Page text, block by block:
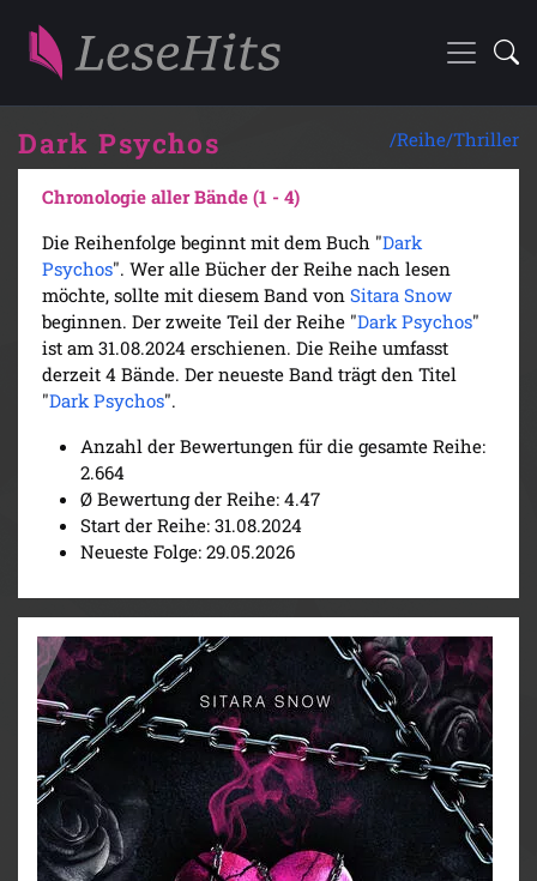
Dark Psychos /Reihe/Thriller
Chronologie aller Bände (1 - 4)
Die Reihenfolge beginnt mit dem Buch "Dark
Psychos". Wer alle Bücher der Reihe nach lesen
möchte, sollte mit diesem Band von Sitara Snow
beginnen. Der zweite Teil der Reihe "Dark Psychos"
ist am 31.08.2024 erschienen. Die Reihe umfasst
derzeit 4 Bände. Der neueste Band trägt den Titel
"Dark Psychos".
Anzahl der Bewertungen für die gesamte Reihe:
2.664
Ø Bewertung der Reihe: 4.47
Start der Reihe: 31.08.2024
Neueste Folge: 29.05.2026